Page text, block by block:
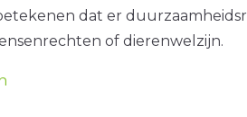
dat er
of dierenwelzijn.